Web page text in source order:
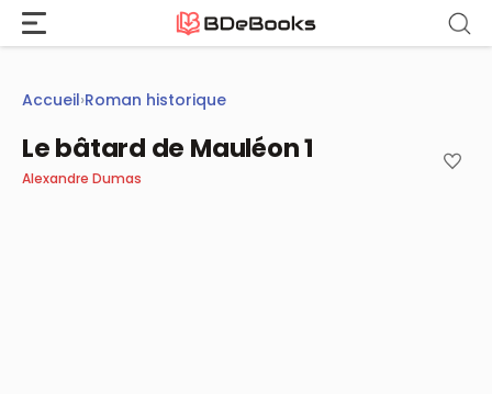
Aller
contenu
Accueil›Roman historique
Le bâtard de Mauléon 1
Alexandre Dumas